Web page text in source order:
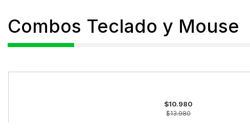
Combos Teclado y Mouse
$10.980
$13.980